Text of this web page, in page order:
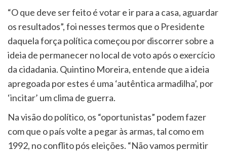
“O que deve ser feito é votar e ir para a casa, aguardar
os resultados”, foi nesses termos que o Presidente
daquela força política começou por discorrer sobre a
ideia de permanecer no local de voto após o exercício
da cidadania. Quintino Moreira, entende que a ideia
apregoada por estes é uma ‘autêntica armadilha’, por
‘incitar’ um clima de guerra.
Na visão do político, os “oportunistas” podem fazer
com que o país volte a pegar às armas, tal como em
1992, no conflito pós eleições. “Não vamos permitir